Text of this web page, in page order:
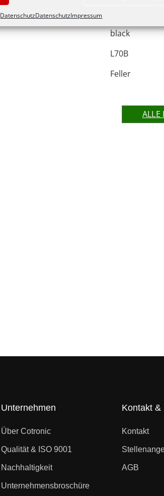
DatenschutzDatenschutzImpressum
black
L70B
Feller
ALLE
Unternehmen
Über Cotronic
Qualität & ISO 9001
Nachhaltigkeit
Unternehmensbroschüre
Kontakt &
Kontakt
AGB